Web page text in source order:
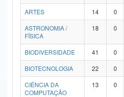
Secretaria de Governo
Advocacia-Geral da União
Banco Central do Brasil
ARTES 14 0
ASTRONOMIA /
FÍSICA
18 0
BIODIVERSIDADE 41 0
BIOTECNOLOGIA
22 0
CIÊNCIA DA
COMPUTAÇÃO
13 0